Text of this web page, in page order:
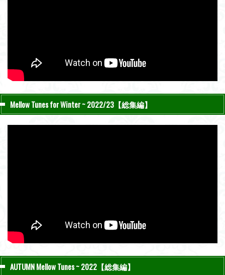
Mellow Tunes for Winter ~ 2022/23【総集編】
AUTUMN Mellow Tunes ~ 2022【総集編】